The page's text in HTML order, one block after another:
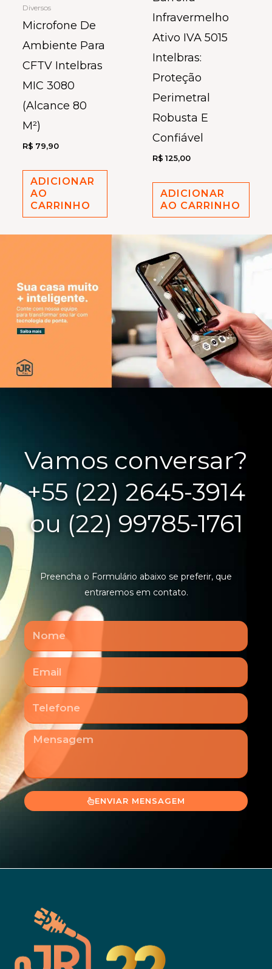
Diversos
Microfone De
Ambiente Para
CFTV Intelbras
MIC 3080
(Alcance 80
M²)
R$ 79,90
ADICIONAR
AO
CARRINHO
Infravermelho
Ativo IVA 5015
Intelbras:
Proteção
Perimetral
Robusta E
Confiável
R$ 125,00
ADICIONAR
AO CARRINHO
Vamos conversar?
+55 (22) 2645-3914
ou (22) 99785-1761
Preencha o Formulário abaixo se preferir, que
entraremos em contato.
Nome
Email
Telefone
Mensagem
ENVIAR MENSAGEM